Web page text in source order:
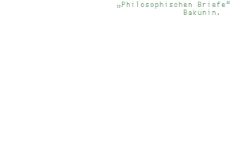
„Philosophischen
Bakunin.